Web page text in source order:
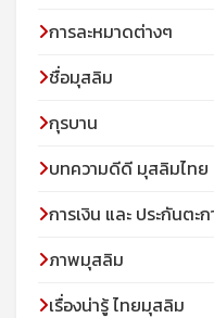
การละหมาดต่างๆ
ชื่อมุสลิม
กุรบาน
บทความดีดี มุสลิมไทย
การเงิน และ ประกันตะ
ภาพมุสลิม
เรื่องน่ารู้ ไทยมุสลิม